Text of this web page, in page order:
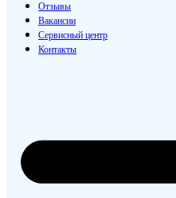
Отзывы
Вакансии
Сервисный центр
Контакты